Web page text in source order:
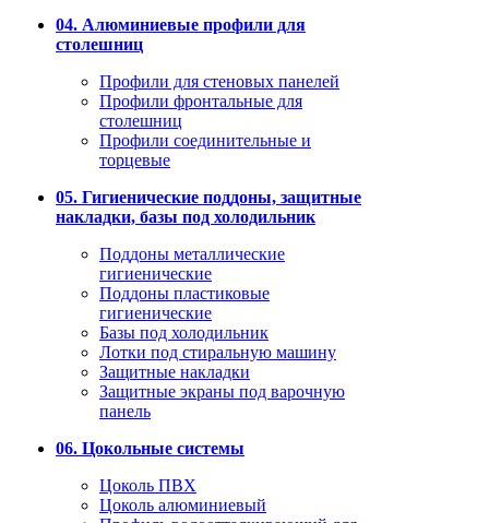
04. Алюминиевые профили для
столешниц
Профили для стеновых панелей
Профили фронтальные для
столешниц
Профили соединительные и
торцевые
05. Гигиенические поддоны, защитные
накладки, базы под холодильник
Поддоны металлические
гигиенические
Поддоны пластиковые
гигиенические
Базы под холодильник
Лотки под стиральную машину
Защитные накладки
Защитные экраны под варочную
панель
06. Цокольные системы
Цоколь ПВХ
Цоколь алюминиевый